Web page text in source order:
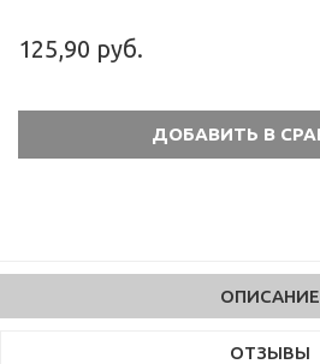
125,90 руб.
ОПИСАНИЕ
ОТЗЫВЫ